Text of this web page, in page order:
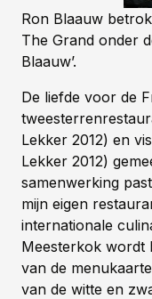
Ron Blaauw
The Grand onder
Blaauw’.
De liefde voor de
Lekker 2012) en
Lekker 2012)
samenwerking
mijn eigen
internationale
Meesterkok wordt
van de
van de witte en